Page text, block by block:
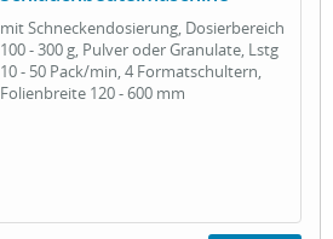
mit Schneckendosierung, Dosierbereich
100 - 300 g, Pulver oder Granulate, Lstg
10 - 50 Pack/min, 4 Formatschultern,
Folienbreite 120 - 600 mm